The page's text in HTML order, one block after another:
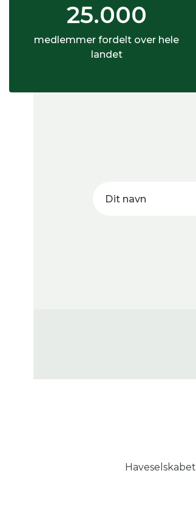
25.000
medlemmer fordelt over hele
landet
Dit navn
Haveselskabet